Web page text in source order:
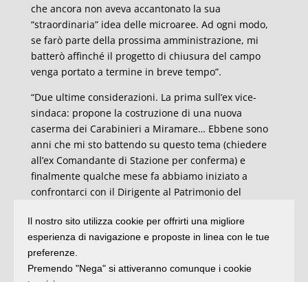
che ancora non aveva accantonato la sua
“straordinaria” idea delle microaree. Ad ogni modo,
se farò parte della prossima amministrazione, mi
batterò affinché il progetto di chiusura del campo
venga portato a termine in breve tempo”.
“Due ultime considerazioni. La prima sull’ex vice-
sindaca: propone la costruzione di una nuova
caserma dei Carabinieri a Miramare… Ebbene sono
anni che mi sto battendo su questo tema (chiedere
all’ex Comandante di Stazione per conferma) e
finalmente qualche mese fa abbiamo iniziato a
confrontarci con il Dirigente al Patrimonio del
trovare una locazione atta ad ospitare la nuova
Caserma, quindi nessuno ha scoperto l’acqua
calda.La seconda è per Zoccarato: perché attaccare
Jamil sull’argomento e non la promotrice e paladina
Il nostro sito utilizza cookie per offrirti una migliore
esperienza di navigazione e proposte in linea con le tue
preferenze.
Premendo "Nega" si attiveranno comunque i cookie